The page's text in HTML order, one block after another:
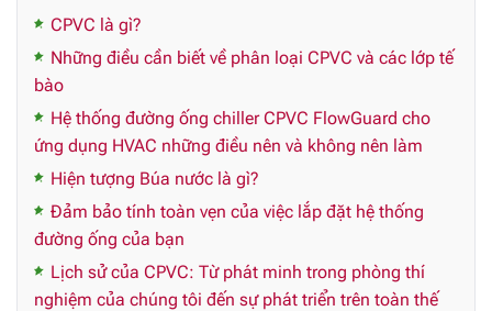
CPVC là gì?
Những điều cần biết về phân loại CPVC và các lớp tế
bào
Hệ thống đường ống chiller CPVC FlowGuard cho
ứng dụng HVAC những điều nên và không nên làm
Hiện tượng Búa nước là gì?
Đảm bảo tính toàn vẹn của việc lắp đặt hệ thống
đường ống của bạn
Lịch sử của CPVC: Từ phát minh trong phòng thí
nghiệm của chúng tôi đến sự phát triển trên toàn thế